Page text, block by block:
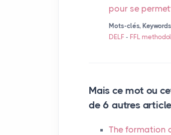
pour se
Mots-clés,
DELF - FFL
Mais ce mot ou
de 6 autres
The formation